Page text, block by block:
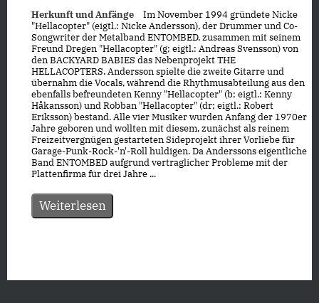
Herkunft und Anfänge
Im November 1994 gründete Nicke
"Hellacopter" (eigtl.: Nicke Andersson), der Drummer und Co-
Songwriter der Metalband ENTOMBED, zusammen mit seinem
Freund Dregen "Hellacopter" (g; eigtl.: Andreas Svensson) von
den BACKYARD BABIES das Nebenprojekt THE
HELLACOPTERS. Andersson spielte die zweite Gitarre und
übernahm die Vocals, während die Rhythmusabteilung aus den
ebenfalls befreundeten Kenny "Hellacopter" (b; eigtl.: Kenny
Håkansson) und Robban "Hellacopter" (dr; eigtl.: Robert
Eriksson) bestand. Alle vier Musiker wurden Anfang der 1970er
Jahre geboren und wollten mit diesem, zunächst als reinem
Freizeitvergnügen gestarteten Sideprojekt ihrer Vorliebe für
Garage-Punk-Rock-'n'-Roll huldigen. Da Anderssons eigentliche
Band ENTOMBED aufgrund vertraglicher Probleme mit der
Plattenfirma für drei Jahre ...
Weiterlesen